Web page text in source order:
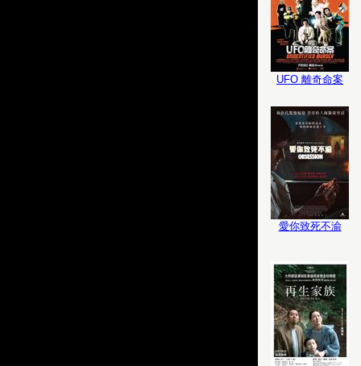
UFO 離奇命案
愛你致死不渝